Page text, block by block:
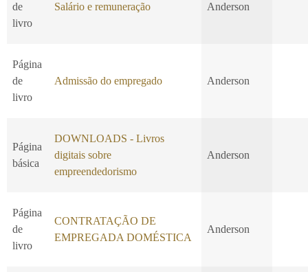
de
livro
Salário e remuneração Anderson
Página
de
livro
Admissão do empregado Anderson
Página
básica
DOWNLOADS - Livros
digitais sobre
empreendedorismo
Anderson
Página
de
livro
CONTRATAÇÃO DE
EMPREGADA DOMÉSTICA
Anderson